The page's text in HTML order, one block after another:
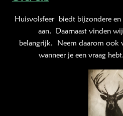
Huisvolsfeer biedt bijzondere en
aan. Daarnaast vinden
belangrijk. Neem daarom ook
wanneer je een vraag